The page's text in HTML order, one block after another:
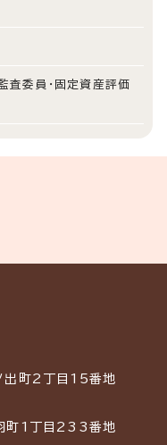
査委員・固定資産評価
出町2丁目15番地
町1丁目233番地